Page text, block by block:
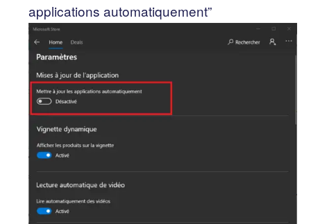
applications automatiquement”